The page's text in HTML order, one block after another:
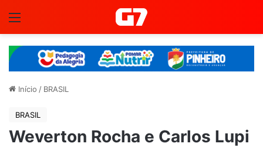
Início / BRASIL
BRASIL
Weverton Rocha e Carlos Lupi